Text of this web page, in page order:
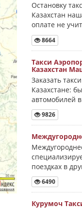
Остановку
Казахстан
оплате не
8664
Такси
Казахстан
Заказать
Казахстане:
автомобилей
9826
поездках в
6490
Курумоч